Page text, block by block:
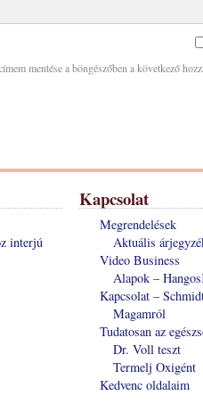
mentése a böngészőben a következő
interjú
Kapcsolat
Megrendelések
Aktuális
Video Business
Alapok –
Kapcsolat –
Magamról
Tudatosan az
Dr. Voll teszt
Termelj Oxigént
Kedvenc oldalaim